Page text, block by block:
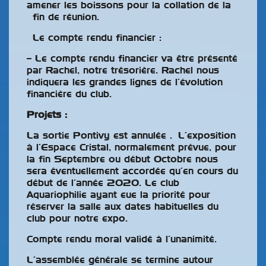
amener les boissons pour la collation de la
fin de réunion.
Le compte rendu financier :
– Le compte rendu financier va être présenté
par Rachel, notre trésorière. Rachel nous
indiquera les grandes lignes de l’évolution
financière du club.
Projets :
La sortie Pontivy est annulée . L’exposition
à l’Espace Cristal, normalement prévue, pour
la fin Septembre ou début Octobre nous
sera éventuellement accordée qu’en cours du
début de l’année 2020. Le club
Aquariophilie ayant eue la priorité pour
réserver la salle aux dates habituelles du
club pour notre expo.
Compte rendu moral validé à l’unanimité.
L’assemblée générale se termine autour